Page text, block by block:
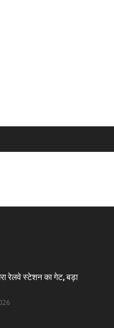
रेलवे स्टेशन का गेट, बड़ा